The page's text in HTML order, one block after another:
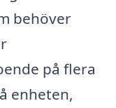
behöver
på flera
enheten,